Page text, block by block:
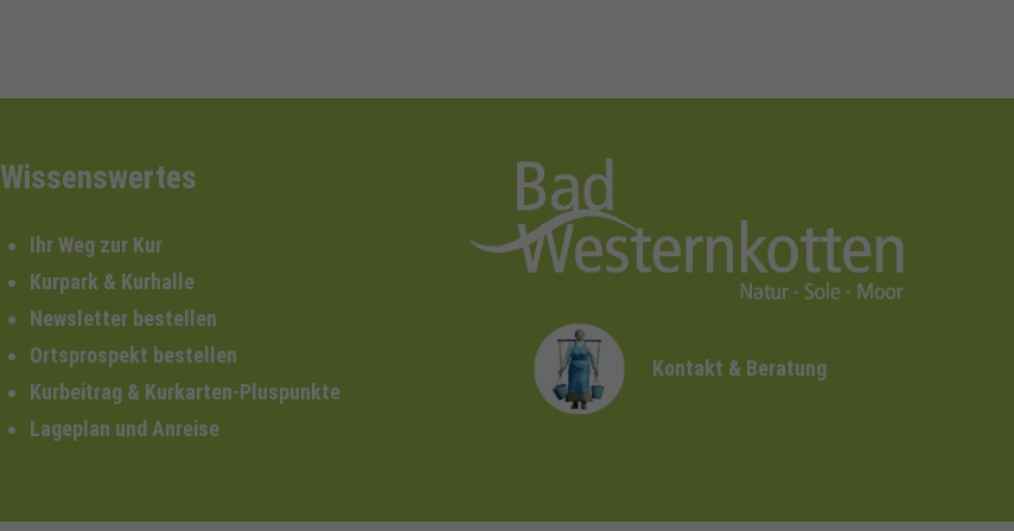
Wissenswertes
Ihr Weg zur Kur
Kurpark & Kurhalle
Newsletter bestellen
Ortsprospekt bestellen
Kurbeitrag & Kurkarten-Pluspunkte
Lageplan und Anreise
Kontakt & Beratung